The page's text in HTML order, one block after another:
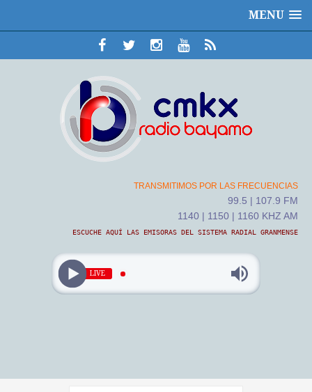
MENU
TRANSMITIMOS POR LAS FRECUENCIAS
99.5 | 107.9 FM
1140 | 1150 | 1160 KHZ AM
ESCUCHE AQUÍ LAS EMISORAS DEL SISTEMA RADIAL GRANMENSE
LIVE